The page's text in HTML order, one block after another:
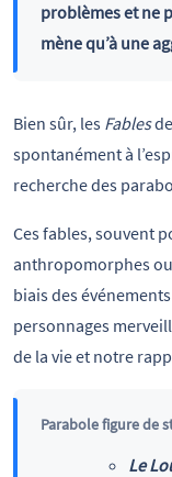
problèmes et ne
mène qu’à une
Bien sûr, les Fables
spontanément à
recherche des
Ces fables, souvent
anthropomorphes
biais des
personnages
de la vie et notre
Parabole figure de
Le